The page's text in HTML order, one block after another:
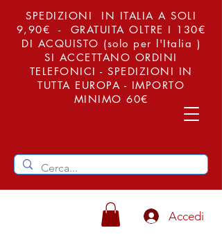
SPEDIZIONI IN ITALIA A SOLI
9,90€ - GRATUITA OLTRE I 130€
DI ACQUISTO (solo per l'Italia )
SI ACCETTANO ORDINI
TELEFONICI - SPEDIZIONI IN
TUTTA EUROPA - IMPORTO
MINIMO 60€
Accedi